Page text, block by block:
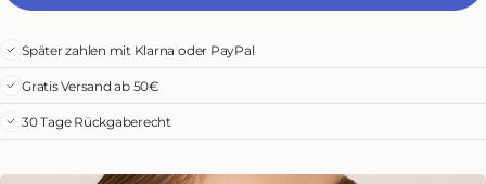
Später zahlen mit Klarna oder PayPal
Gratis Versand ab 50€
30 Tage Rückgaberecht